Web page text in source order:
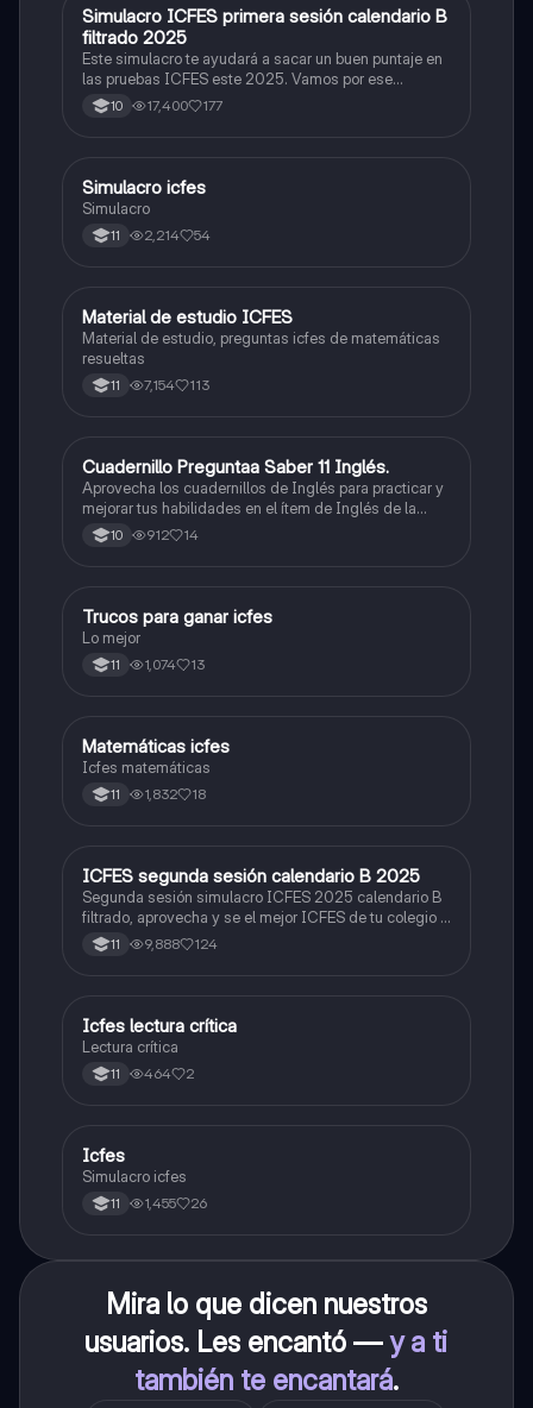
ICFES: Matemáticas
Simulacro ICFES primera sesión calendario B
filtrado 2025
Este simulacro te ayudará a sacar un buen puntaje en
las pruebas ICFES este 2025. Vamos por ese
500/500. Y poder ser admitido en la universidad que
quieras, estudiar la carrera que quieres y no la que te
10 17,400 177
ICFES: Lectura Crítica
Simulacro icfes
Simulacro
11 2,214 54
ICFES: Matemáticas
Material de estudio ICFES
Material de estudio, preguntas icfes de matemáticas
resueltas
11 7,154 113
ICFES: Inglés
Cuadernillo Preguntaa Saber 11 Inglés.
Aprovecha los cuadernillos de Inglés para practicar y
mejorar tus habilidades en el ítem de Inglés de la
Prueba Saber 11. 🫡
10 912 14
Química
Trucos para ganar icfes
Lo mejor
11 1,074 13
ICFES: Matemáticas
Matemáticas icfes
Icfes matemáticas
11 1,832 18
ICFES: Lectura Crítica
ICFES segunda sesión calendario B 2025
Segunda sesión simulacro ICFES 2025 calendario B
filtrado, aprovecha y se el mejor ICFES de tu colegio y
poder ingresar a universidad, y estudiar aquella
carrera con la que tanto sueñas.
11 9,888 124
Lengua Castellana
Icfes lectura crítica
Lectura crítica
11 464 2
ICFES: Sociales y Ciudadanas
Icfes
Simulacro icfes
11 1,455 26
Mira lo que dicen nuestros
usuarios. Les encantó —y a ti
también te encantará.